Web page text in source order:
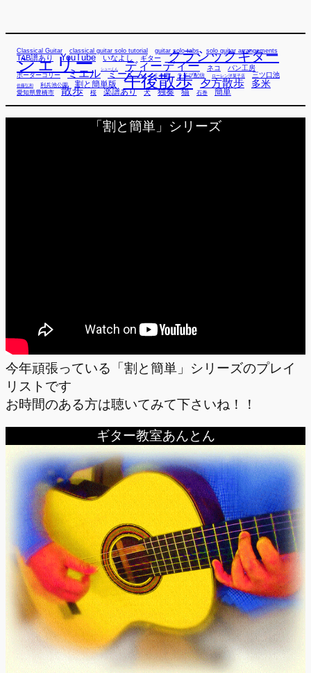
Classical Guitar classical guitar solo tutorial guitar solo tabs solo guitar arrangements
TAB譜あり YouTube いなよし ギター クラシックギター
シェリー シューくん ディーディー ネコ パン工房
ボーダーコリー ミエル ミーくん ミー君 ライブ配信 ローレン洋菓子店 三ツ口池
佐藤弘和 利兵池公園 割と簡単版 午後散歩 夕方散歩 多米
愛知県豊橋市 散歩 桜 楽譜あり 犬 独奏 猫 石巻 簡単
「割と簡単」シリーズ
今年頑張っている「割と簡単」シリーズのプレイ
リストです
お時間のある方は聴いてみて下さいね！！
ギター教室あんとん